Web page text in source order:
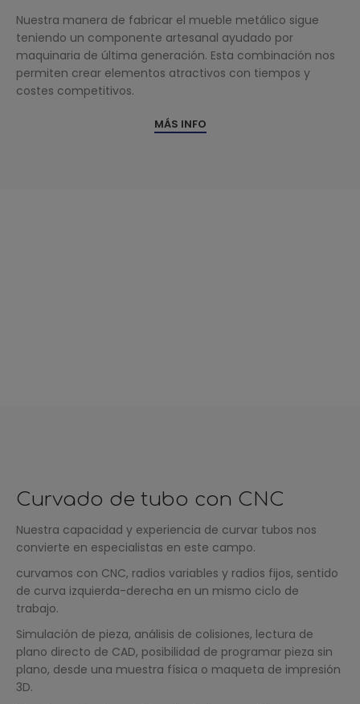
Nuestra manera de fabricar el mueble metálico sigue
teniendo un componente artesanal ayudado por
maquinaria de última generación. Esta combinación nos
permiten crear elementos atractivos con tiempos y
costes competitivos.
MÁS INFO
Curvado de tubo con CNC
Nuestra capacidad y experiencia de curvar tubos nos
convierte en especialistas en este campo.
curvamos con CNC, radios variables y radios fijos, sentido
de curva izquierda-derecha en un mismo ciclo de
trabajo.
Simulación de pieza, análisis de colisiones, lectura de
plano directo de CAD, posibilidad de programar pieza sin
plano, desde una muestra física o maqueta de impresión
3D.